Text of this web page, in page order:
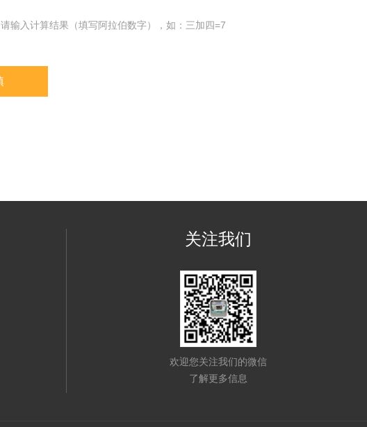
请输入计算结果（填写阿拉伯数字），如：三加四=7
关注我们
欢迎您关注我们的微信
了解更多信息